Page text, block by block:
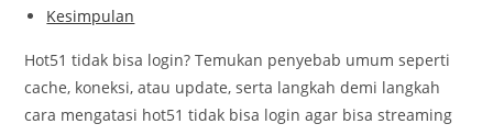
Kesimpulan
Hot51 tidak bisa login? Temukan penyebab umum seperti
cache, koneksi, atau update, serta langkah demi langkah
cara mengatasi hot51 tidak bisa login agar bisa streaming